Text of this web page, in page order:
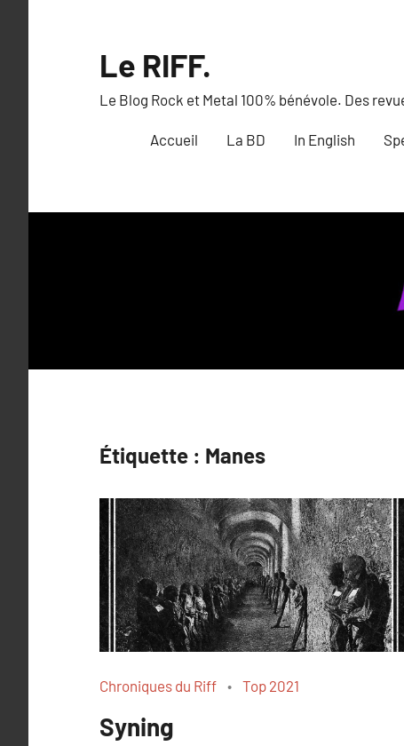
Le RIFF.
Le Blog Rock et Metal 100% bénévole. Des
Accueil La BD In English
Étiquette : Manes
Chroniques du Riff Top 2021
Syning